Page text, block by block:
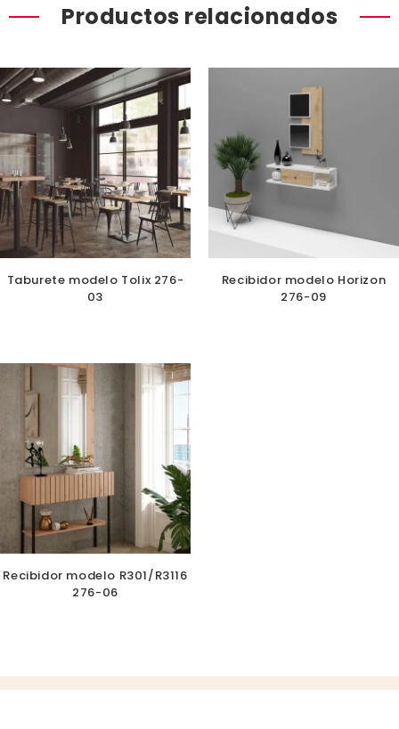
Productos relacionados
Taburete modelo Tolix 276-
03
Recibidor modelo Horizon
276-09
Recibidor modelo R301/R3116
276-06